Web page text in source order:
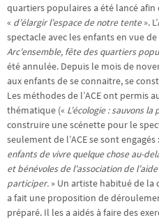
quartiers populaires a été lancé
« d’élargir l’espace de notre tente».
spectacle avec les enfants en vue
Arc’ensemble, fête des quartiers
été annulée. Depuis le mois de
aux enfants de se connaitre, se
Les méthodes de l’ACE ont permis
thématique (« L’écologie : sauvons la
construire une scénette pour le
seulement de l’ACE se sont engagés
enfants de vivre quelque chose au-
et bénévoles de l’association de
participer. » Un artiste habitué de
a fait une proposition de
préparé. Il les a aidés à faire des